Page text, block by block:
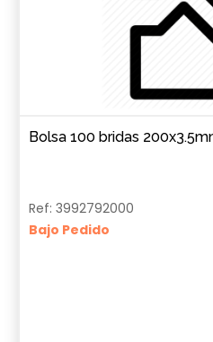
Bolsa 100 bridas
Ref: 3992792000
Bajo Pedido